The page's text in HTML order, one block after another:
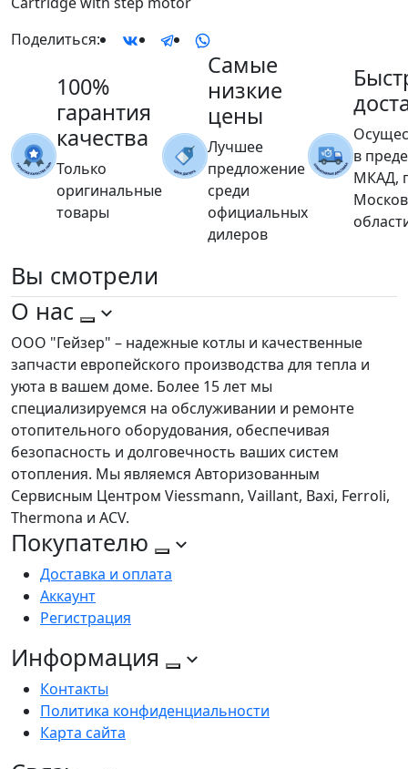
Поделиться:
100%
гарантия
качества
Только
оригинальные
товары
Самые
низкие
цены
Лучшее
предложение
среди
официальных
дилеров
в
МКАД,
Вы смотрели
О нас
ООО "Гейзер" – надежные котлы и качественные
запчасти европейского производства для тепла и
уюта в вашем доме. Более 15 лет мы
специализируемся на обслуживании и ремонте
отопительного оборудования, обеспечивая
безопасность и долговечность ваших систем
отопления. Мы являемся Авторизованным
Сервисным Центром Viessmann, Vaillant, Baxi, Ferroli,
Thermona и ACV.
Покупателю
Доставка и оплата
Аккаунт
Регистрация
Информация
Контакты
Политика конфиденциальности
Карта сайта